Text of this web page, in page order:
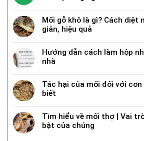
Mối gỗ khô là gì? Cách diệt
giản, hiệu quả
Hướng dẫn cách làm hộp
nhà
Tác hại của mối đối với
biết
Tìm hiểu về mối thợ | Vai
bật của chúng